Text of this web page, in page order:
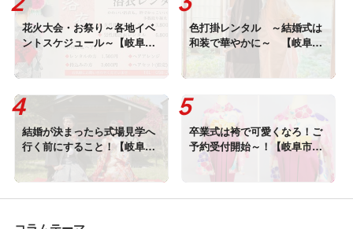
花火大会・お祭り～各地イベ
ントスケジュール～【岐阜
浴衣レンタル 着付け】2026
色打掛レンタル ～結婚式は
和装で華やかに～ 【岐阜市
の和装レンタル】14
結婚が決まったら式場見学へ
行く前にすること！【岐阜
市 貸衣装 結婚式場 お得
情報】
卒業式は袴で可愛くなろ！ご
予約受付開始～！【岐阜市
貸衣装 卒業式 卒業袴レン
タル 着付け】